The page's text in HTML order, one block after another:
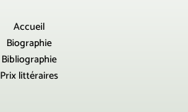
Accueil
Biographie
Bibliographie
Prix littéraires